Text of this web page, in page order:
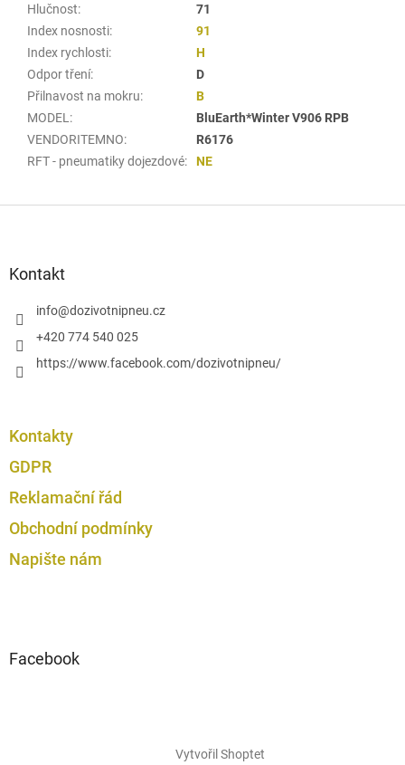
Hlučnost:
71
Index nosnosti:
91
Index rychlosti:
H
Odpor tření:
D
Přilnavost na mokru:
B
MODEL :
BluEarth*Winter V906 RPB
VENDORITEMNO:
R6176
RFT - pneumatiky dojezdové: NE
Kontakt
info@dozivotnipneu.cz
+420 774 540 025
https://www.facebook.com/dozivotnipneu/
Kontakty
GDPR
Reklamační řád
Obchodní podmínky
Napište nám
Facebook
Vytvořil Shoptet